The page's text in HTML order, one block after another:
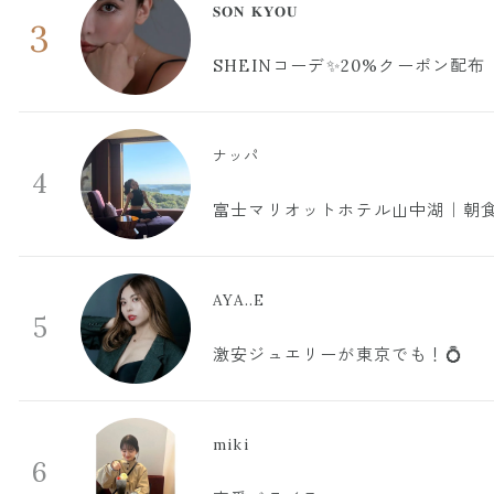
3
𝐒𝐎𝐍 𝐊𝐘𝐎𝐔
SHEINコーデ✨20%クーポン配布
4
ナッパ
富士マリオットホテル山中湖｜朝
5
AYA..E
激安ジュエリーが東京でも！💍
6
miki